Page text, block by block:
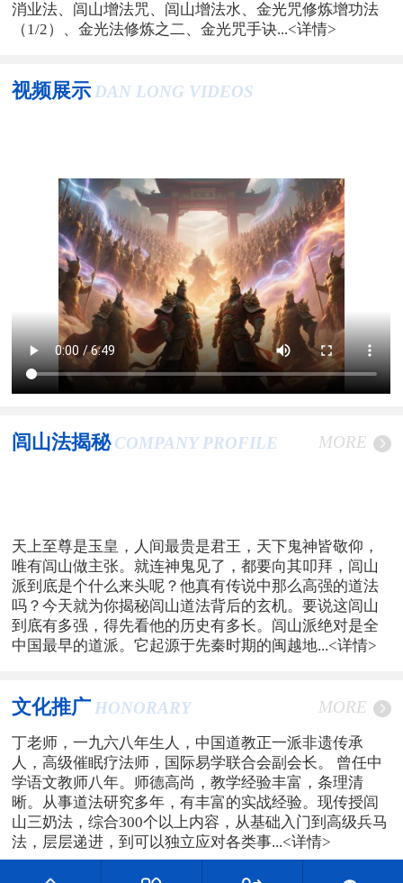
消业法、闾山增法咒、闾山增法水、金光咒修炼增功法
（1/2）、金光法修炼之二、金光咒手诀...<详情>
视频展示 DAN LONG VIDEOS
闾山法揭秘 COMPANY PROFILE MORE
天上至尊是玉皇，人间最贵是君王，天下鬼神皆敬仰，
唯有闾山做主张。就连神鬼见了，都要向其叩拜，闾山
派到底是个什么来头呢？他真有传说中那么高强的道法
吗？今天就为你揭秘闾山道法背后的玄机。要说这闾山
到底有多强，得先看他的历史有多长。闾山派绝对是全
中国最早的道派。它起源于先秦时期的闽越地...<详情>
文化推广 HONORARY MORE
丁老师，一九六八年生人，中国道教正一派非遗传承
人，高级催眠疗法师，国际易学联合会副会长。 曾任中
学语文教师八年。师德高尚，教学经验丰富，条理清
晰。从事道法研究多年，有丰富的实战经验。现传授闾
山三奶法，综合300个以上内容，从基础入门到高级兵马
法，层层递进，到可以独立应对各类事...<详情>